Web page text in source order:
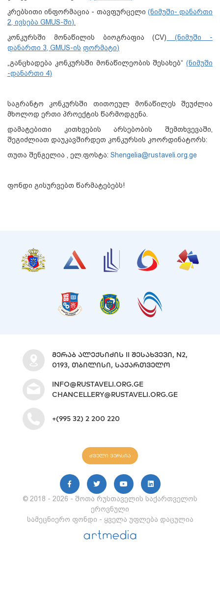
კრებსითი ინფორმაცია - თავფურცელი (ნიმუში- დანართი
2, ივსება GMUS-ში).
კონკურსში მონაწილის ბიოგრაფია (CV) (ნიმუში -
დანართი 3, GMUS-ის ფორმატი)
„განცხადება კონკურსში მონაწილეობის შესახებ“ (ნიმუში
-დანართი 4)
საგრანტო კონკურსში თითოეულ მონაწილეს შეუძლია
მხოლოდ ერთი პროექტის წარმოდგენა.
დამატებითი კითხვების არსებობის შემთხვევაში,
შეგიძლიათ დაუკავშირდეთ კონკურსის კოორდინატორს:
თუთა შენგელია , ელ.ფოსტა: Shengelia@rustaveli.org.ge
ფონდი გისურვებთ წარმატებებს!
© 2018 - 2026 - შოთა რუსთაველის საქართველოს
ეროვნული
სამეცნიერო ფონდი - ყველა უფლება დაცულია
ᲛᲔᲠᲐᲑ ᲐᲚᲔᲥᲡᲘᲫᲘᲡ II ᲨᲔᲡᲐᲮᲕᲔᲕᲘ, N2,
0193, ᲗᲑᲘᲚᲘᲡᲘ, ᲡᲐᲥᲐᲠᲗᲕᲔᲚᲝ
INFO@RUSTAVELI.ORG.GE
CHANCELLERY@RUSTAVELI.ORG.GE
+(995 32) 2 200 220
ძველი ვერსია